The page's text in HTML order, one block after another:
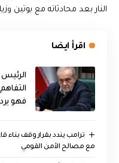
النار بعد محادثاته مع بوتين
اقرأ ايضا
الرئيس
فهو
ترامب يندد بقرار وقف بناء
مع مصالح الأمن القومي